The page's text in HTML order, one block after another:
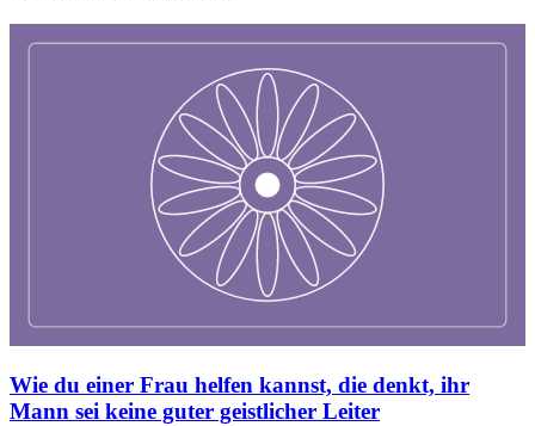
Wie du einer Frau helfen kannst, die denkt, ihr
Mann sei keine guter geistlicher Leiter